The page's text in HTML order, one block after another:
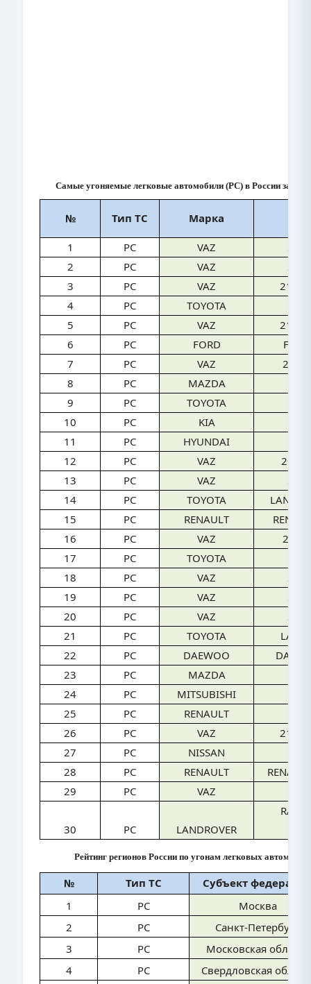
Самые угоняемые легковые автомобили (PC) в России за
№ Тип ТС Марка
1 PC VAZ
2
PC VAZ
3
PC VAZ
2114
4
PC TOYOTA
5
PC VAZ
2109
6
PC FORD
7
PC VAZ
2170
8
PC MAZDA
9
PC TOYOTA
10
PC KIA
11
PC HYUNDAI
12
PC VAZ
2190
13
PC VAZ
14
PC TOYOTA
15
PC RENAULT
16
PC VAZ
2172
17
PC TOYOTA
18
PC VAZ
19
PC VAZ
20
PC VAZ
21
PC TOYOTA
22
PC DAEWOO
23
PC MAZDA
24
PC MITSUBISHI
25
PC RENAULT
26
PC VAZ
2115
27
PC NISSAN
28
PC RENAULT
29
PC VAZ
30 PC LANDROVER
Рейтинг регионов России по угонам легковых
№ Тип ТС
Субъект
1
PC
Москва
2
PC
Санкт-Петербург
3
PC
Московская область
4
PC
Свердловская